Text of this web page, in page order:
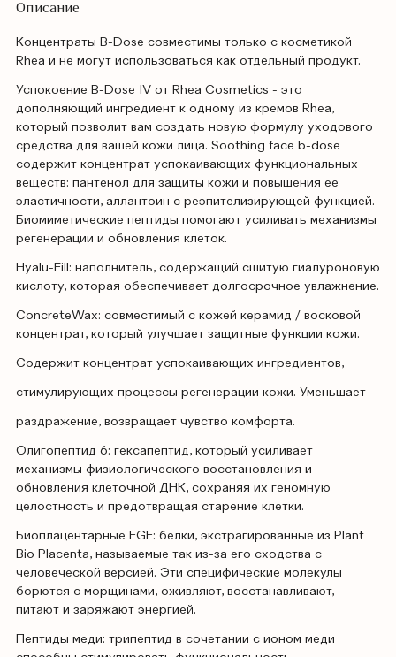
Описание
Концентраты B-Dose совместимы только с косметикой
Rhea и не могут использоваться как отдельный продукт.
Успокоение B-Dose IV от Rhea Cosmetics - это
дополняющий ингредиент к одному из кремов Rhea,
который позволит вам создать новую формулу уходового
средства для вашей кожи лица. Soothing face b-dose
содержит концентрат успокаивающих функциональных
веществ: пантенол для защиты кожи и повышения ее
эластичности, аллантоин с реэпителизирующей функцией.
Биомиметические пептиды помогают усиливать механизмы
регенерации и обновления клеток.
Hyalu-Fill: наполнитель, содержащий сшитую гиалуроновую
кислоту, которая обеспечивает долгосрочное увлажнение.
ConcreteWax: совместимый с кожей керамид / восковой
концентрат, который улучшает защитные функции кожи.
Содержит концентрат успокаивающих ингредиентов,
стимулирующих процессы регенерации кожи. Уменьшает
раздражение, возвращает чувство комфорта.
Олигопептид 6: гексапептид, который усиливает
механизмы физиологического восстановления и
обновления клеточной ДНК, сохраняя их геномную
целостность и предотвращая старение клетки.
Биоплацентарные EGF: белки, экстрагированные из Plant
Bio Placenta, называемые так из-за его сходства с
человеческой версией. Эти специфические молекулы
борются с морщинами, оживляют, восстанавливают,
питают и заряжают энергией.
Пептиды меди: трипептид в сочетании с ионом меди